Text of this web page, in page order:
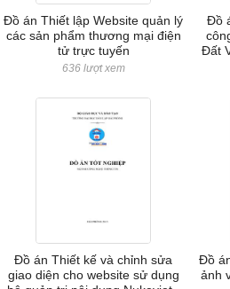
Đồ án Thiết lập Website quản lý
các sản phẩm thương mại điện
tử trực tuyến
636 lượt xem
Đồ
Đất
Đồ án Thiết kế và chỉnh sửa
giao diện cho website sử dụng
Đồ
ảnh